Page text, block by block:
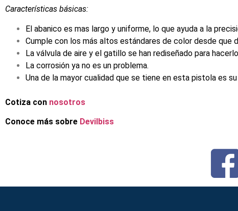
Características básicas:
El abanico es mas largo y uniforme, lo que ayuda a la
Cumple con los más altos estándares de color desde que
La válvula de aire y el gatillo se han rediseñado para
La corrosión ya no es un problema.
Una de la mayor cualidad que se tiene en esta pistola es
Cotiza con nosotros
Conoce más sobre Devilbiss